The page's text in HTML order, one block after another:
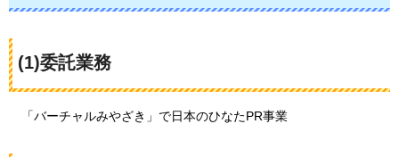
(1)委託業務
「バーチャルみやざき」で日本のひなたPR事業